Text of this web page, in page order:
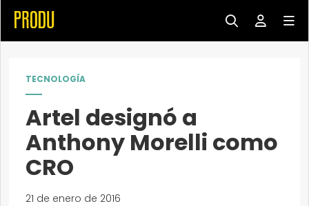
TECNOLOGÍA
Artel designó a
Anthony Morelli como
CRO
21 de enero de 2016